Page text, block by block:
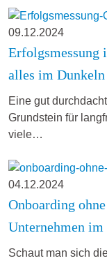
09.12.2024
Erfolgsmessung
alles im Dunkeln
Eine gut
Grundstein für
viele…
04.12.2024
Onboarding
Unternehmen
Schaut man sich